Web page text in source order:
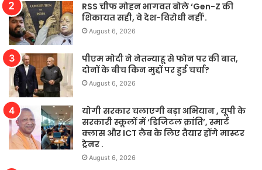
RSS चीफ मोहन भागवत बोले ‘Gen-Z की
शिकायत सही, वे देश-विरोधी नहीं’.
August 6, 2026
पीएम मोदी ने नेतन्याहू से फोन पर की बात,
दोनों के बीच किन मुद्दों पर हुई चर्चा?
August 6, 2026
योगी सरकार चलाएगी बड़ा अभियान , यूपी के
सरकारी स्कूलों में ‘डिजिटल क्रांति’, स्मार्ट
क्लास और ICT लैब के लिए तैयार होंगे मास्टर
ट्रेनर .
August 6, 2026